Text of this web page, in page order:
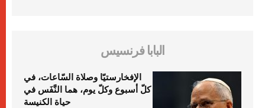
البابا فرنسيس
الإفخارستيّا وصلاة السّاعات، في
كلّ أسبوع وكلّ يوم، هما النَّفَس في
حياة الكنيسة